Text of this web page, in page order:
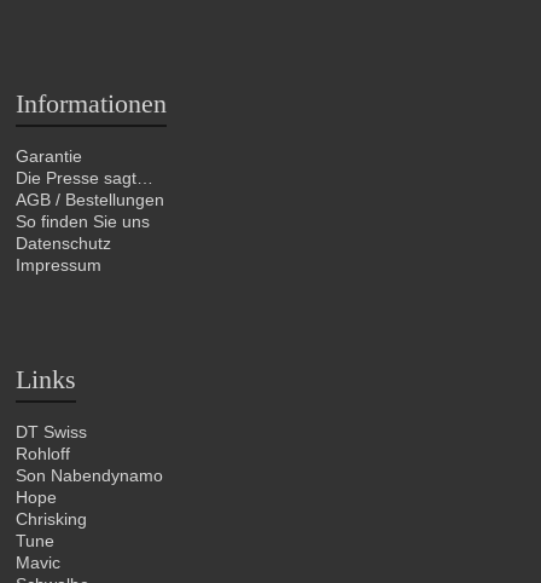
Informationen
Garantie
Die Presse sagt…
AGB / Bestellungen
So finden Sie uns
Datenschutz
Impressum
Links
DT Swiss
Rohloff
Son Nabendynamo
Hope
Chrisking
Tune
Mavic